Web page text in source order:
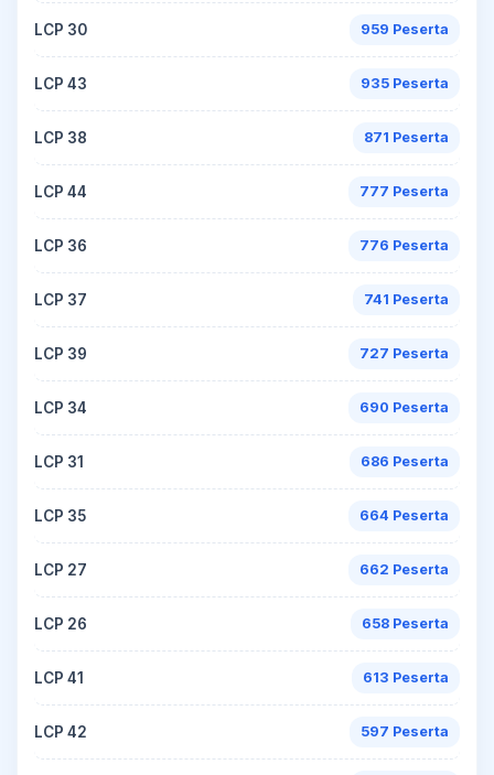
LCP 30 959 Peserta
LCP 43 935 Peserta
LCP 38 871 Peserta
LCP 44 777 Peserta
LCP 36 776 Peserta
LCP 37 741 Peserta
LCP 39 727 Peserta
LCP 34 690 Peserta
LCP 31 686 Peserta
LCP 35 664 Peserta
LCP 27 662 Peserta
LCP 26 658 Peserta
LCP 41 613 Peserta
LCP 42 597 Peserta